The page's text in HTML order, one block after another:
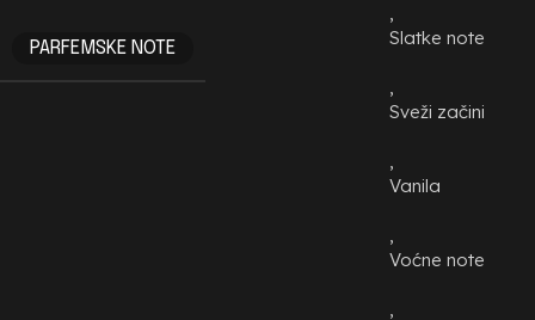
PARFEMSKE NOTE
,
Slatke note
,
Sveži začini
,
Vanila
,
Voćne note
,